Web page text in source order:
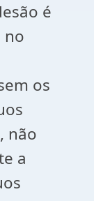
é
no
os
não
a